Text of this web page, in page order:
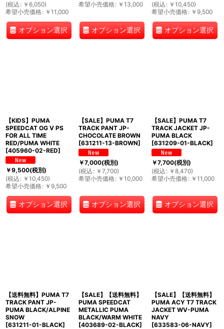
(税込 : ￥ 6,050)
希望小売価格: ￥ 11,000
オプション選択
希望小売価格: ￥ 13,000
オプション選択
(税込 : ￥ 10,450)
希望小売価格: ￥ 9,500
オプション選択
【KIDS】PUMA
SPEEDCAT OG V PS
FOR ALL TIME
RED/PUMA WHITE
[405960-02-RED]
￥9,500(税別)
(税込 : ￥ 10,450)
希望小売価格: ￥ 9,500
オプション選択
【SALE】PUMA T7
TRACK PANT JP-
CHOCOLATE BROWN
[631211-13-BROWN]
￥7,000(税別)
(税込 : ￥ 7,700)
希望小売価格: ￥ 10,000
オプション選択
【SALE】PUMA T7
TRACK JACKET JP-
PUMA BLACK
[631209-01-BLACK]
￥7,700(税別)
(税込 : ￥ 8,470)
希望小売価格: ￥ 11,000
オプション選択
【送料無料】PUMA T7
TRACK PANT JP-
PUMA BLACK/ALPINE
SNOW
[631211-01-BLACK]
【SALE】【送料無料】
PUMA SPEEDCAT
METALLIC PUMA
BLACK/WARM WHITE
[403689-02-BLACK]
【SALE】【送料無料】
PUMA ACY T7 TRACK
JACKET WV-PUMA
NAVY
[633583-06-NAVY]